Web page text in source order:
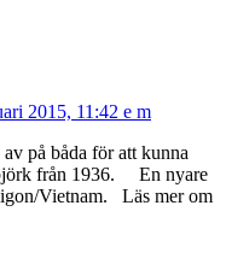
2015, 11:42 e m
på båda för att kunna
från 1936. En nyare
Vietnam. Läs mer om